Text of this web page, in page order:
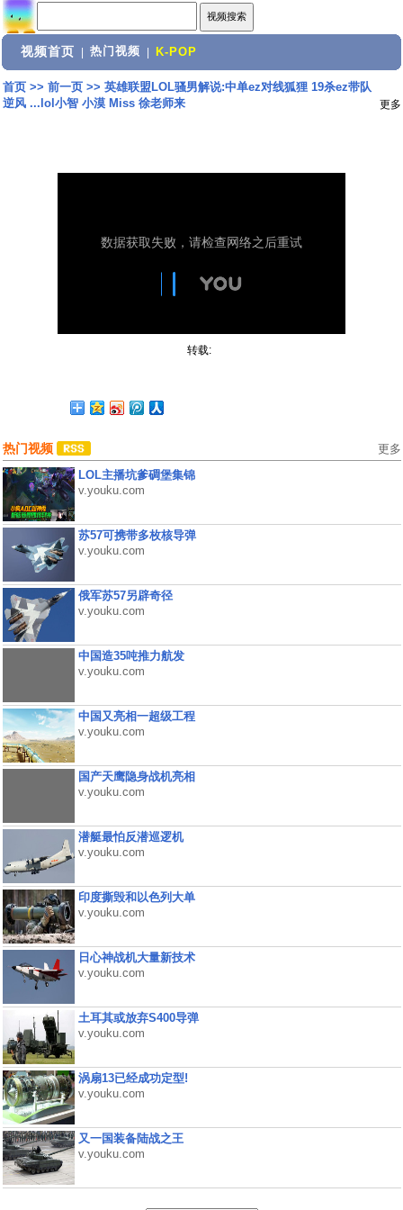
视频首页 热门视频 K-POP
首页>> 前一页>> 英雄联盟LOL骚男解说:中单ez对线狐狸 19杀ez带队
逆风 ...lol小智 小漠 Miss 徐老师来
更多
转载:
热门视频 更多
LOL主播坑爹碉堡集锦
v.youku.com
苏57可携带多枚核导弹
v.youku.com
俄军苏57另辟奇径
v.youku.com
中国造35吨推力航发
v.youku.com
中国又亮相一超级工程
v.youku.com
国产天鹰隐身战机亮相
v.youku.com
潜艇最怕反潜巡逻机
v.youku.com
印度撕毁和以色列大单
v.youku.com
日心神战机大量新技术
v.youku.com
土耳其或放弃S400导弹
v.youku.com
涡扇13已经成功定型!
v.youku.com
又一国装备陆战之王
v.youku.com